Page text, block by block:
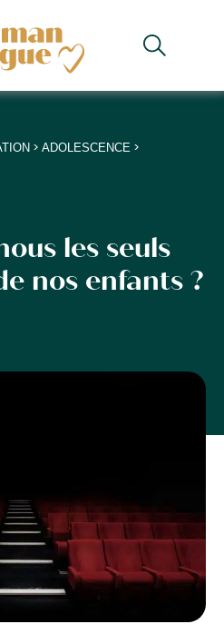
> ADOLESCENCE >
les seuls
nos enfants ?